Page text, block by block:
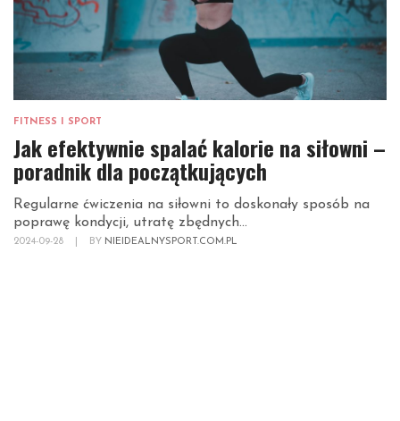
FITNESS I SPORT
Jak efektywnie spalać kalorie na siłowni –
poradnik dla początkujących
Regularne ćwiczenia na siłowni to doskonały sposób na
poprawę kondycji, utratę zbędnych...
2024-09-28 BY NIEIDEALNYSPORT.COM.PL